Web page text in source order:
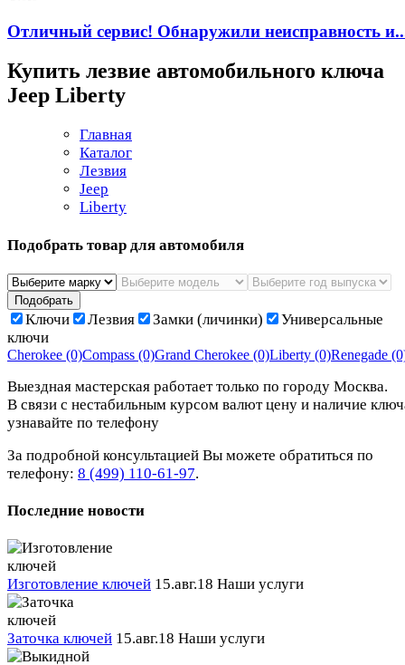
Отличный сервис! Обнаружили неисправность
Купить лезвие автомобильного ключа
Jeep Liberty
Главная
Каталог
Лезвия
Jeep
Liberty
Подобрать товар для автомобиля
Подобрать
Ключи Лезвия Замки (личинки)
Универсальные
ключи
Cherokee (0)Compass (0)Grand Cherokee (0)Liberty (0)Renegade
Выездная мастерская работает только по городу Москва.
В связи с нестабильным курсом валют цену и наличие
узнавайте по телефону
За подробной консультацией Вы можете обратиться по
телефону: 8 (499) 110-61-97.
Последние новости
Изготовление ключей 15.авг.18 Наши услуги
Заточка ключей 15.авг.18 Наши услуги